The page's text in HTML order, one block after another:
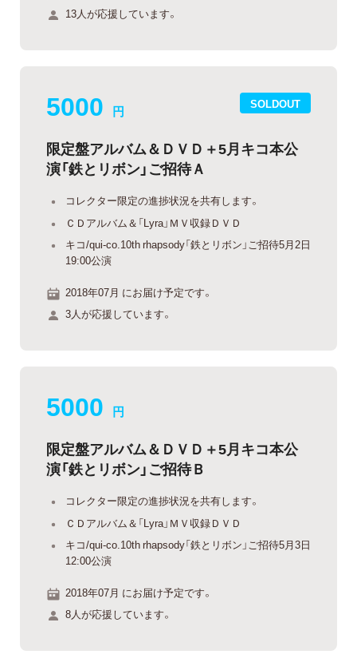
13人が応援しています。
SOLDOUT
5000 円
限定盤アルバム＆ＤＶＤ＋5月キコ本公
演「鉄とリボン」ご招待Ａ
コレクター限定の進捗状況を共有します。
ＣＤアルバム＆「Lyra」ＭＶ収録ＤＶＤ
キコ/qui-co.10th rhapsody「鉄とリボン」ご招待5月2日
19:00公演
2018年07月 にお届け予定です。
3人が応援しています。
5000 円
限定盤アルバム＆ＤＶＤ＋5月キコ本公
演「鉄とリボン」ご招待Ｂ
コレクター限定の進捗状況を共有します。
ＣＤアルバム＆「Lyra」ＭＶ収録ＤＶＤ
キコ/qui-co.10th rhapsody「鉄とリボン」ご招待5月3日
12:00公演
2018年07月 にお届け予定です。
8人が応援しています。